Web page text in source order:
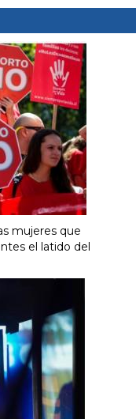
mujeres que
el latido del